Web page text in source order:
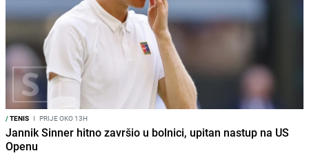
/TENIS I PRIJE OKO 13H
Jannik Sinner hitno završio u bolnici, upitan nastup na US
Openu